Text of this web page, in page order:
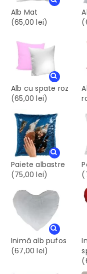
Alb Mat
(65,00 lei)
Alb cu spate roz
(65,00 lei)
Paiete albastre
(75,00 lei)
Inimă alb pufos
(67,00 lei)